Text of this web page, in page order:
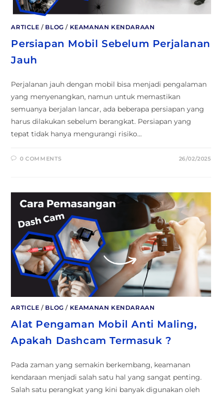
ARTICLE / BLOG / KEAMANAN KENDARAAN
Persiapan Mobil Sebelum Perjalanan
Jauh
Perjalanan jauh dengan mobil bisa menjadi pengalaman
yang menyenangkan, namun untuk memastikan
semuanya berjalan lancar, ada beberapa persiapan yang
harus dilakukan sebelum berangkat. Persiapan yang
tepat tidak hanya mengurangi risiko…
0 COMMENTS 26/02/2025
ARTICLE / BLOG / KEAMANAN KENDARAAN
Alat Pengaman Mobil Anti Maling,
Apakah Dashcam Termasuk ?
Pada zaman yang semakin berkembang, keamanan
kendaraan menjadi salah satu hal yang sangat penting.
Salah satu perangkat yang kini banyak digunakan oleh